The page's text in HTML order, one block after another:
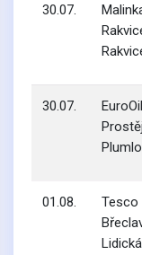
30.07.
30.07.
EuroOil
01.08.
Tesco